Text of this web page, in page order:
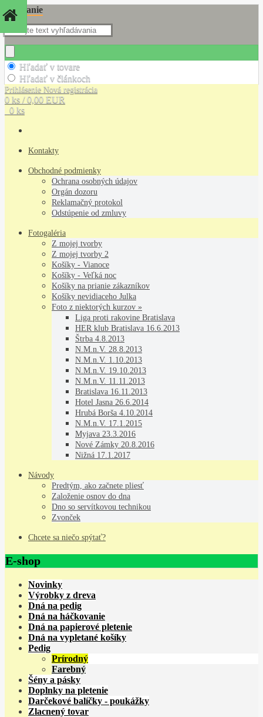
Hľadanie
Hľadať v tovare
Hľadať v článkoch
Prihlásenie Nová registrácia
0 ks / 0,00 EUR
0 ks
Kontakty
Obchodné podmienky
Ochrana osobných údajov
Orgán dozoru
Reklamačný protokol
Odstúpenie od zmluvy
Fotogaléria
Z mojej tvorby
Z mojej tvorby 2
Košíky - Vianoce
Košíky - Veľká noc
Košíky na prianie zákazníkov
Košíky nevidiaceho Julka
Foto z niektorých kurzov »
Liga proti rakovine Bratislava
HER klub Bratislava 16.6.2013
Štrba 4.8.2013
N.M.n.V. 28.8.2013
N.M.n.V. 1.10.2013
N.M.n.V. 19.10.2013
N.M.n.V. 11.11.2013
Bratislava 16.11.2013
Hotel Jasna 26.6.2014
Hrubá Borša 4.10.2014
N.M.n.V. 17.1.2015
Myjava 23.3.2016
Nové Zámky 20.8.2016
Nižná 17.1.2017
Návody
Predtým, ako začnete pliesť
Založenie osnov do dna
Dno so servítkovou technikou
Zvonček
Chcete sa niečo spýtať?
E-shop
Novinky
Výrobky z dreva
Dná na pedig
Dná na háčkovanie
Dná na papierové pletenie
Dná na vypletané košíky
Pedig
Prírodný
Farebný
Šény a pásky
Doplnky na pletenie
Darčekové balíčky - poukážky
Zlacnený tovar